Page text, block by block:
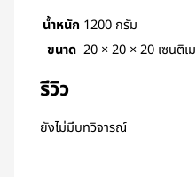
น้ำหนัก 1200 กรัม
ขนาด 20 × 20 × 20 เซนติเ
รีวิว
ยังไม่มีบทวิจารณ์